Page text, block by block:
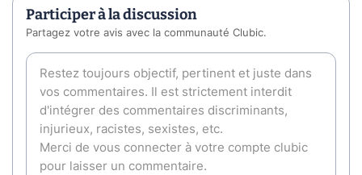
Participer à la discussion
Partagez votre avis avec la communauté Clubic.